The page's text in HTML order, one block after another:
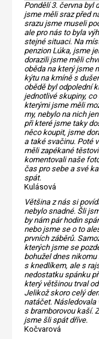
Pondělí 3. června byl
jsme měli sraz před
srazu jsme museli
ale pro nás to byla
stejné situaci. Na
penzion Lúka, jsme
dorazili jsme měli
oběda na který jsme
kýtu na kmíně s
obědě byl odpolední
jednotlivé skupiny,
kterými jsme měli
my, nebylo na nich
při které jsme taky
něco koupit, jsme
a také svačinu. Poté
měli zapékané
komentovali naše
čas pro sebe a své
spát.
Kulásová
Většina z nás si
nebylo snadné. Šli
by nám pár hodin
nebo jsme se o to
prvních záběrů.
kterých jsme se
bohužel dnes
s knedlíkem, ale s
nedostatku spánku
který většinou trval
Jelikož skoro celý
natáčet. Následovala
s bramborovou kaší.
jsme šli spát dříve.
Kočvarová